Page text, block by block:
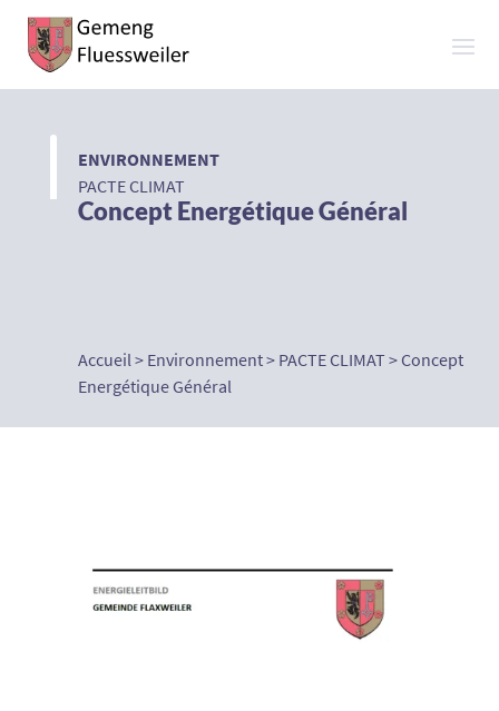
ENVIRONNEMENT
PACTE CLIMAT
Concept Energétique Général
Accueil> Environnement> PACTE CLIMAT > Concept
Energétique Général